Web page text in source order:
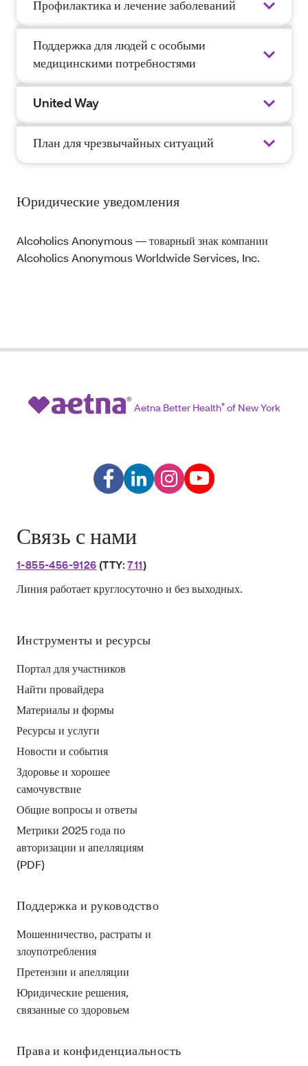
Профилактика и лечение заболеваний
Поддержка для людей с особыми
медицинскими потребностями
United Way
План для чрезвычайных ситуаций
Юридические уведомления
Alcoholics Anonymous — товарный знак компании
Alcoholics Anonymous Worldwide Services, Inc.
Aetna Better Health®of New York
Связь с нами
1-855-456-9126 (TTY:711)
Линия работает круглосуточно и без выходных.
Инструменты и ресурсы
Портал для участников
Найти провайдера
Материалы и формы
Ресурсы и услуги
Новости и события
Здоровье и хорошее
самочувствие
Общие вопросы и ответы
Метрики 2025 года по
авторизации и апелляциям
(PDF)
Поддержка и руководство
Мошенничество, растраты и
злоупотребления
Претензии и апелляции
Юридические решения,
связанные со здоровьем
Права и конфиденциальность